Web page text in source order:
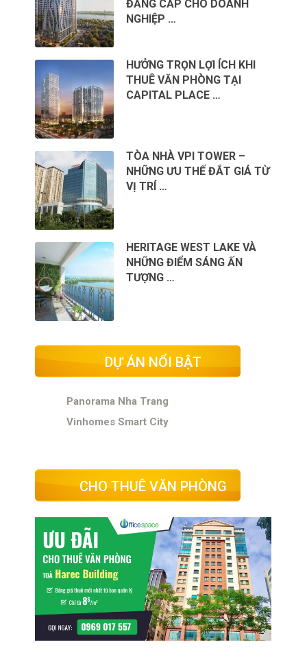
ĐẲNG CẤP CHO DOANH
NGHIỆP …
HƯỞNG TRỌN LỢI ÍCH KHI
THUÊ VĂN PHÒNG TẠI
CAPITAL PLACE …
TÒA NHÀ VPI TOWER –
NHỮNG ƯU THẾ ĐẮT GIÁ TỪ
VỊ TRÍ …
HERITAGE WEST LAKE VÀ
NHỮNG ĐIỂM SÁNG ẤN
TƯỢNG …
DỰ ÁN NỔI BẬT
Panorama Nha Trang
Vinhomes Smart City
CHO THUÊ VĂN PHÒNG